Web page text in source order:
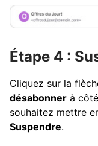
Étape 4 :
Cliquez sur la
désabonner à
souhaitez mettre
Suspendre.